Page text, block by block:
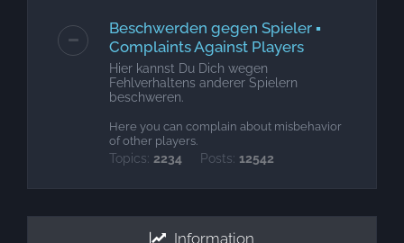
Beschwerden gegen Spieler ▪
Complaints Against Players
Hier kannst Du Dich wegen
Fehlverhaltens anderer Spielern
beschweren.
Here you can complain about misbehavior
of other players.
Topics: 2234 Posts: 12542
Information